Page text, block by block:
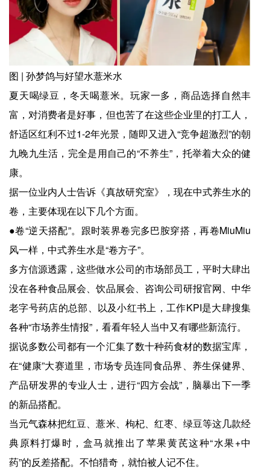
图 | 孙梦鸽与好望水薏米水
夏天喝绿豆，冬天喝薏米。玩家一多，商品选择自然丰
富，对消费者是好事，但也苦了在这些企业里的打工人，
舒适区红利不过1-2年光景，随即又进入“竞争超激烈”的朝
九晚九生活，完全是用自己的“不养生”，托举着大众的健
康。
据一位业内人士告诉《真故研究室》，现在中式养生水的
卷，主要体现在以下几个方面。
●卷“逆天搭配”。跟时装界卷完多巴胺穿搭，再卷MiuMiu
风一样，中式养生水是“卷方子”。
多方信源透露，这些做水公司的市场部员工，平时大肆出
没在各种食品展会、饮品展会、咨询公司研报官网、中华
老字号药店的总部、以及小红书上，工作KPI是大肆搜集
各种“市场养生情报”，看看年轻人当中又有哪些新流行。
据说多数公司都有一个汇集了数十种药食材的数据宝库，
在“健康”大赛道里，市场专员连同食品界、养生保健界、
产品研发界的专业人士，进行“四方会战”，脑暴出下一季
的新品搭配。
当元气森林把红豆、薏米、枸杞、红枣、绿豆等这几款经
典原料打爆时，盒马就推出了苹果黄芪这种“水果+中
药”的反差搭配。不怕猎奇，就怕被人记不住。